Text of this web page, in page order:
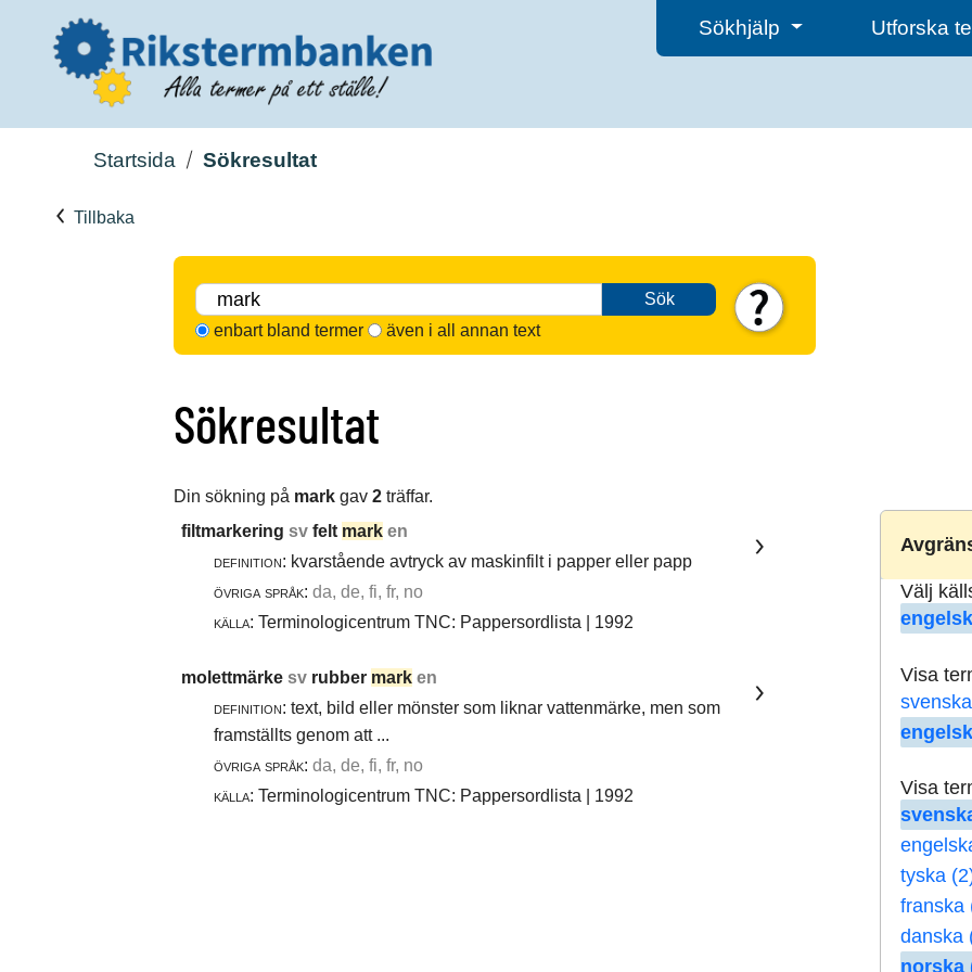
Sökhjälp Utforska
Startsida Sökresultat
Tillbaka
Sök
enbart bland termer
även i all annan text
Sökresultat
Din sökning på mark gav 2 träffar.
Välj
Visa
Visa
tyska
franska
danska
norska
filtmarkering sv felt mark en
definition: kvarstående avtryck av maskinfilt i papper eller papp
övriga språk: da, de, fi, fr, no
källa: Terminologicentrum TNC: Pappersordlista | 1992
molettmärke sv rubber mark en
definition: text, bild eller mönster som liknar vattenmärke, men som
framställts genom att ...
övriga språk: da, de, fi, fr, no
källa: Terminologicentrum TNC: Pappersordlista | 1992